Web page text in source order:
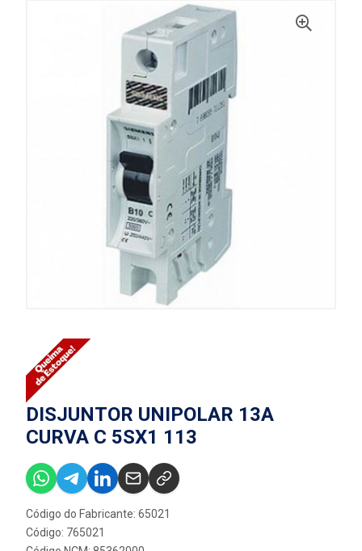
DISJUNTOR UNIPOLAR 13A
CURVA C 5SX1 113
Código do Fabricante: 65021
Código: 765021